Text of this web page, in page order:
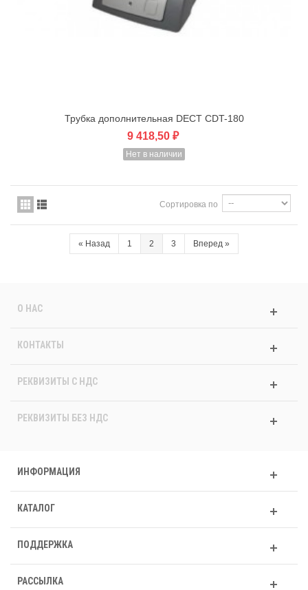
Трубка дополнительная DECT CDT-180
9 418,50 ₽
Нет в наличии
Сортировка по
« Назад 1 2 3 Вперед »
О НАС
КОНТАКТЫ
РЕКВИЗИТЫ C НДС
РЕКВИЗИТЫ БЕЗ НДС
ИНФОРМАЦИЯ
КАТАЛОГ
ПОДДЕРЖКА
РАССЫЛКА